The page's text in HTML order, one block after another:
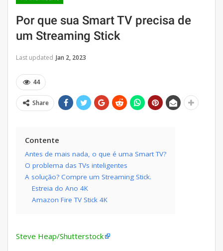
Por que sua Smart TV precisa de
um Streaming Stick
Last updated Jan 2, 2023
44
Share
Contente
Antes de mais nada, o que é uma Smart TV?
O problema das TVs inteligentes
A solução? Compre um Streaming Stick.
Estreia do Ano 4K
Amazon Fire TV Stick 4K
Steve Heap/Shutterstock